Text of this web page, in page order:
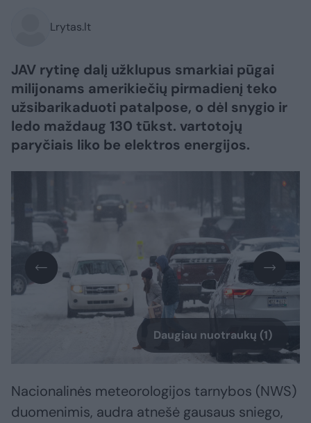
Lrytas.lt
JAV rytinę dalį užklupus smarkiai pūgai
milijonams amerikiečių pirmadienį teko
užsibarikaduoti patalpose, o dėl snygio ir
ledo maždaug 130 tūkst. vartotojų
paryčiais liko be elektros energijos.
Daugiau nuotraukų (1)
Nacionalinės meteorologijos tarnybos (NWS)
duomenimis, audra atnešė gausaus sniego,